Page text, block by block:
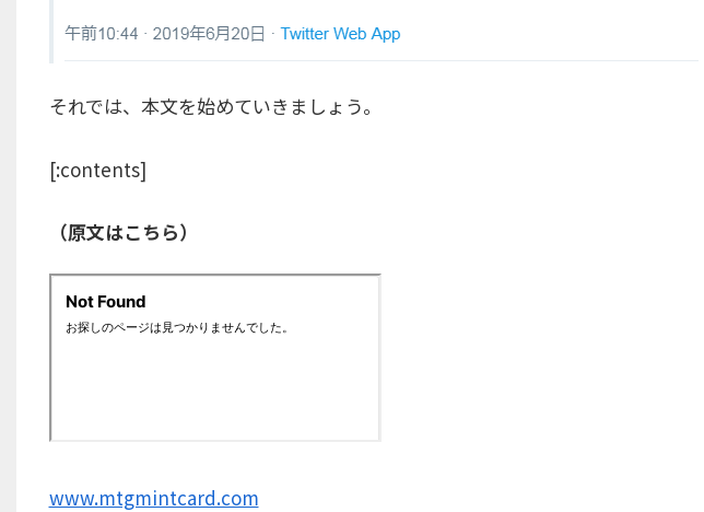
それでは、本文を始めていきましょう。
[:contents]
（原文はこちら）
www.mtgmintcard.com